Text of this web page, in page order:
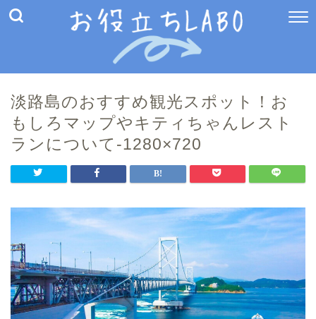
淡路島のおすすめ観光スポット！お
もしろマップやキティちゃんレスト
ランについて-1280×720